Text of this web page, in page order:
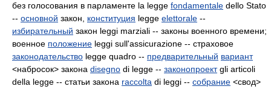
без голосования в парламенте la legge fondamentale dello Stato
-- основной закон, конституция legge elettorale --
избирательный закон leggi marziali -- законы военного времени;
военное положение leggi sull'assicurazione -- страховое
законодательство legge quadro -- предварительный вариант
<набросок> закона disegno di legge -- законопроектgli articoli
della legge -- статьи закона raccolta di leggi -- собрание <свод>